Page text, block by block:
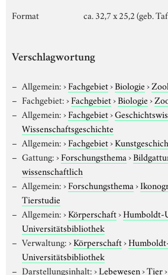
Format
ca. 32,7 x 25,2 (geb.
Verschlagwortung
Allgemein:›Fachgebiet›Biologie›
Fachgebiet:›Fachgebiet›Biologie›
Allgemein:›Fachgebiet›
Wissenschaftsgeschichte
Allgemein:›Fachgebiet›
Gattung:›Forschungsthema›
wissenschaftlich
Allgemein:›Forschungsthema›
Tierstudie
Allgemein:›Körperschaft›Humboldt-
Universitätsbibliothek
Verwaltung:›Körperschaft›
Universitätsbibliothek
Darstellungsinhalt:›Lebewesen›Tier›